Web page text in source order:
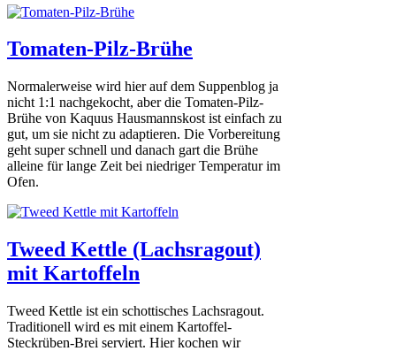
Tomaten-Pilz-Brühe
Normalerweise wird hier auf dem Suppenblog ja
nicht 1:1 nachgekocht, aber die Tomaten-Pilz-
Brühe von Kaquus Hausmannskost ist einfach zu
gut, um sie nicht zu adaptieren. Die Vorbereitung
geht super schnell und danach gart die Brühe
alleine für lange Zeit bei niedriger Temperatur im
Ofen.
Tweed Kettle (Lachsragout)
mit Kartoffeln
Tweed Kettle ist ein schottisches Lachsragout.
Traditionell wird es mit einem Kartoffel-
Steckrüben-Brei serviert. Hier kochen wir